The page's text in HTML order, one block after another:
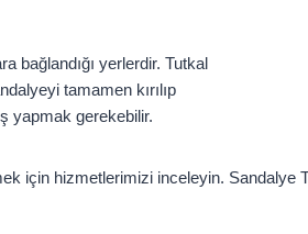
bağlandığı yerlerdir. Tutkal
tamamen kırılıp
yapmak gerekebilir.
için hizmetlerimizi inceleyin.